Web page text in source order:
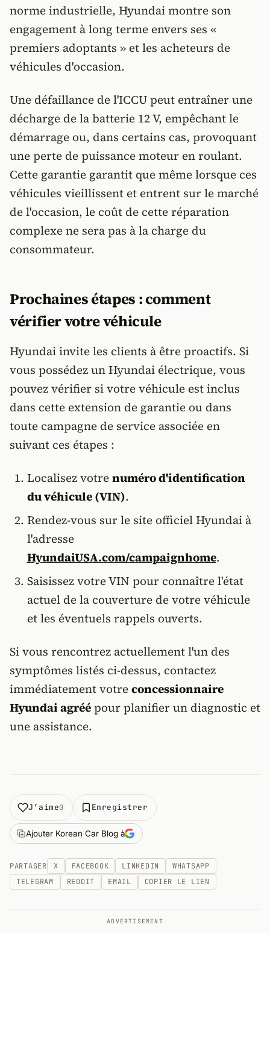
norme industrielle, Hyundai montre son
engagement à long terme envers ses «
premiers adoptants » et les acheteurs de
véhicules d'occasion.
Une défaillance de l'ICCU peut entraîner une
décharge de la batterie 12 V, empêchant le
démarrage ou, dans certains cas, provoquant
une perte de puissance moteur en roulant.
Cette garantie garantit que même lorsque ces
véhicules vieillissent et entrent sur le marché
de l'occasion, le coût de cette réparation
complexe ne sera pas à la charge du
consommateur.
Prochaines étapes : comment
vérifier votre véhicule
Hyundai invite les clients à être proactifs. Si
vous possédez un Hyundai électrique, vous
pouvez vérifier si votre véhicule est inclus
dans cette extension de garantie ou dans
toute campagne de service associée en
suivant ces étapes :
Localisez votrenuméro d'identification
du véhicule (VIN).
Rendez-vous sur le site officiel Hyundai à
l'adresse
HyundaiUSA.com/campaignhome.
Saisissez votre VIN pour connaître l'état
actuel de la couverture de votre véhicule
et les éventuels rappels ouverts.
Si vous rencontrez actuellement l'un des
symptômes listés ci-dessus, contactez
immédiatement votreconcessionnaire
Hyundai agréépour planifier un diagnostic et
une assistance.
J’aime0 Enregistrer
Ajouter Korean Car Blog à
PARTAGER X FACEBOOK LINKEDIN
WHATSAPP
TELEGRAM
REDDIT EMAIL COPIER LE LIEN
ADVERTISEMENT